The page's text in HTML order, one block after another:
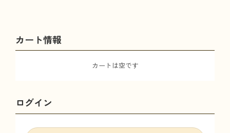
カート情報
カートは空です
ログイン